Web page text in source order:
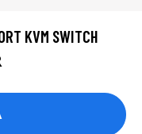
KVM SWITCH